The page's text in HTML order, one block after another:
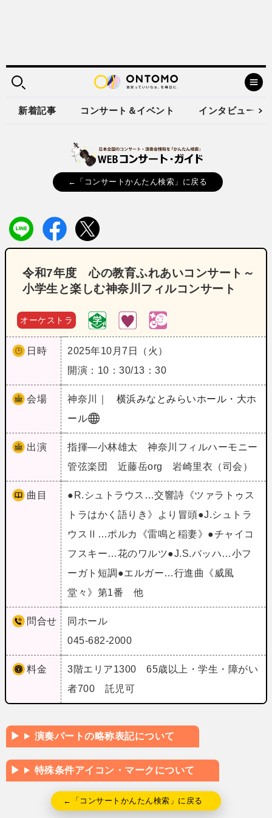
新着記事 コンサート＆イベント インタビュー
←「コンサートかんたん検索」に戻る
令和7年度 心の教育ふれあいコンサート～
小学生と楽しむ神奈川フィルコンサート
オーケストラ
日時
2025年10月7日（火）
開演：10：30/13：30
会場 神奈川｜
横浜みなとみらいホール・大ホ
ール
出演
指揮―小林雄太 神奈川フィルハーモニー
管弦楽団 近藤岳org 岩崎里衣（司会）
曲目
●R.シュトラウス…交響詩《ツァラトゥス
トラはかく語りき》より冒頭●J.シュトラ
ウスⅡ…ポルカ《雷鳴と稲妻》●チャイコ
フスキー…花のワルツ●J.S.バッハ…小フ
ーガト短調●エルガー…行進曲《威風
堂々》第1番 他
問合せ
同ホール
045-682-2000
料金
3階エリア1300 65歳以上・学生・障がい
者700 託児可
演奏パートの略称表記について
特殊条件アイコン・マークについて
←「コンサートかんたん検索」に戻る